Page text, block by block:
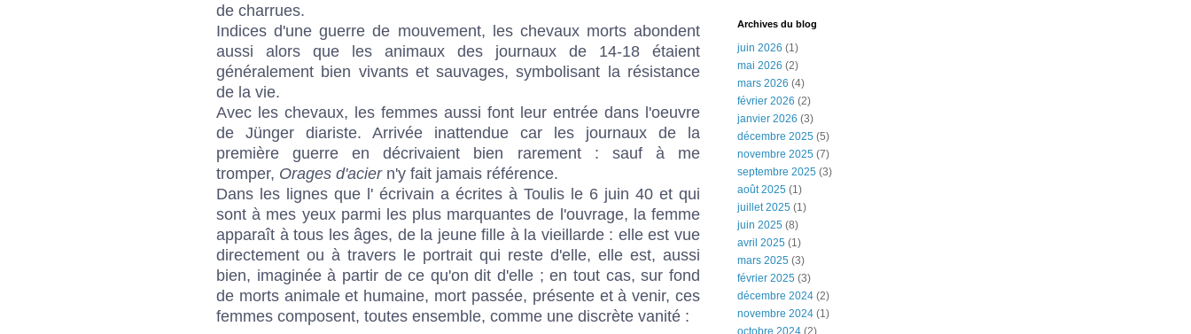
de charrues.
Indices d'une guerre de mouvement, les chevaux morts abondent
aussi alors que les animaux des journaux de 14-18 étaient
généralement bien vivants et sauvages, symbolisant la résistance
de la vie.
Avec les chevaux, les femmes aussi font leur entrée dans l'oeuvre
de Jünger diariste. Arrivée inattendue car les journaux de la
première guerre en décrivaient bien rarement : sauf à me
tromper, Orages d'aciern'y fait jamais référence.
Dans les lignes que l' écrivain a écrites à Toulis le 6 juin 40 et qui
sont à mes yeux parmi les plus marquantes de l'ouvrage, la femme
apparaît à tous les âges, de la jeune fille à la vieillarde : elle est vue
directement ou à travers le portrait qui reste d'elle, elle est, aussi
bien, imaginée à partir de ce qu'on dit d'elle ; en tout cas, sur fond
de morts animale et humaine, mort passée, présente et à venir, ces
femmes composent, toutes ensemble, comme une discrète vanité :
Archives du blog
juin 2026 (1)
mai 2026 (2)
mars 2026 (4)
février 2026 (2)
janvier 2026 (3)
décembre 2025 (5)
novembre 2025 (7)
septembre 2025 (3)
août 2025 (1)
juillet 2025 (1)
juin 2025 (8)
avril 2025 (1)
mars 2025 (3)
février 2025 (3)
décembre 2024 (2)
novembre 2024 (1)
octobre 2024 (2)